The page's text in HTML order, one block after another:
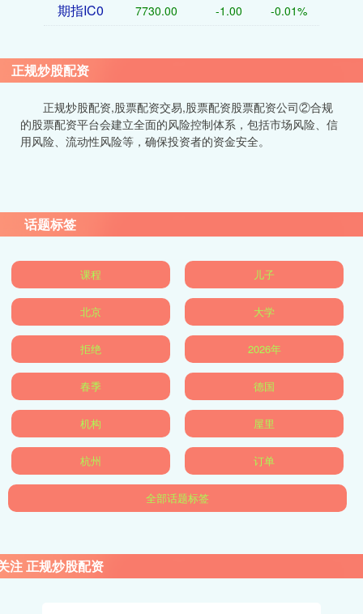
期指IC0 7730.00 -1.00 -0.01%
正规炒股配资
正规炒股配资,股票配资交易,股票配资股票配资公司②合规
的股票配资平台会建立全面的风险控制体系，包括市场风险、信
用风险、流动性风险等，确保投资者的资金安全。
话题标签
课程 儿子
北京 大学
拒绝 2026年
春季 德国
机构 屋里
杭州 订单
全部话题标签
注 正规炒股配资